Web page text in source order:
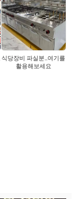
식당장비 파실분..여기를
활용해보세요